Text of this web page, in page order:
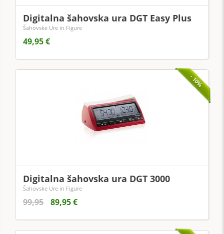
Digitalna šahovska ura DGT Easy Plus
Šahovske Ure in Figure
49,95 €
- 10%
Digitalna šahovska ura DGT 3000
Šahovske Ure in Figure
99,95 89,95 €